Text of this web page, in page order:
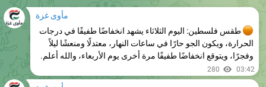
طقس فلسطين: اليوم الثلاثاء يشهد انخفاضًا طفيفًا في درجات
الحرارة، ويكون الجو حارًا في ساعات النهار، معتدلًا ومنعشًا ليلاً
وفجرًا، ويتوقع انخفاضًا طفيفًا مرة أخرى يوم الأربعاء، والله أعلم.
280 03:42
مأوى غزة
حالة الطقس لليوم الثلاثاء 04/08/2026: